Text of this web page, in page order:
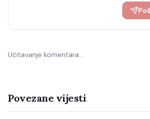
Učitavanje komentara…
Povezane vijesti